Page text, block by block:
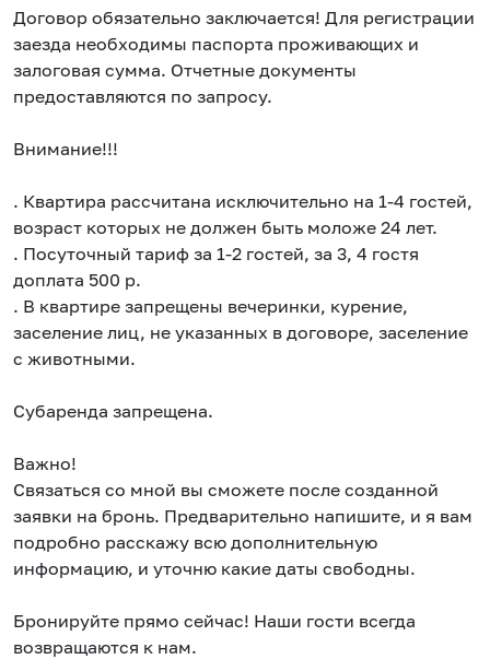
Договор обязательно заключается! Для регистрации
заезда необходимы паспорта проживающих и
залоговая сумма. Отчетные документы
предоставляются по запросу.
Внимание!!!
. Квартира рассчитана исключительно на 1-4 гостей,
возраст которых не должен быть моложе 24 лет.
. Посуточный тариф за 1-2 гостей, за 3, 4 гостя
доплата 500 р.
. В квартире запрещены вечеринки, курение,
заселение лиц, не указанных в договоре, заселение
с животными.
Субаренда запрещена.
Важно!
Связаться со мной вы сможете после созданной
заявки на бронь. Предварительно напишите, и я вам
подробно расскажу всю дополнительную
информацию, и уточню какие даты свободны.
Бронируйте прямо сейчас! Наши гости всегда
возвращаются к нам.